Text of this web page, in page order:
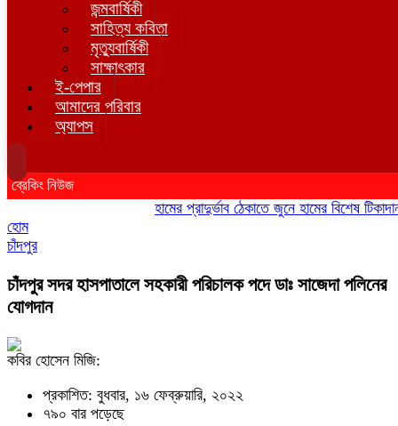
জন্মবার্ষিকী
সাহিত্য কবিতা
মৃত্যুবার্ষিকী
সাক্ষাৎকার
ই-পেপার
আমাদের পরিবার
অ্যাপস
ব্রেকিং নিউজ
হামের প্রাদুর্ভাব ঠেকাতে জুনে হামের বিশেষ টিকাদান;
হোম
চাঁদপুর
চাঁদপুর সদর হাসপাতালে সহকারী পরিচালক পদে ডাঃ সাজেদা পলিনের
যোগদান
কবির হোসেন মিজি:
প্রকাশিত: বুধবার, ১৬ ফেব্রুয়ারি, ২০২২
৭৯০ বার পড়েছে